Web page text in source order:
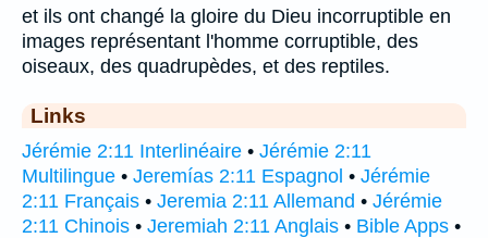
et ils ont changé la gloire du Dieu incorruptible en
images représentant l'homme corruptible, des
oiseaux, des quadrupèdes, et des reptiles.
Links
Jérémie 2:11 Interlinéaire • Jérémie 2:11
Multilingue • Jeremías 2:11 Espagnol • Jérémie
2:11 Français • Jeremia 2:11 Allemand • Jérémie
2:11 Chinois • Jeremiah 2:11 Anglais • Bible Apps •